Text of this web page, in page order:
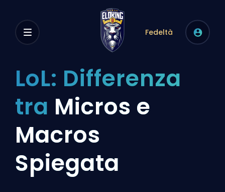
Fedeltà
LoL: Differenza
tra Micros e
Macros
Spiegata